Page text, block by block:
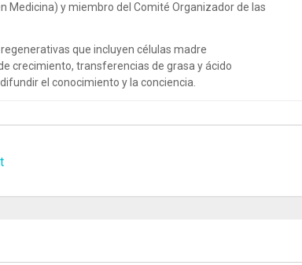
Medicina) y miembro del Comité Organizador de las
que incluyen células madre
crecimiento, transferencias de grasa y ácido
el conocimiento y la conciencia.